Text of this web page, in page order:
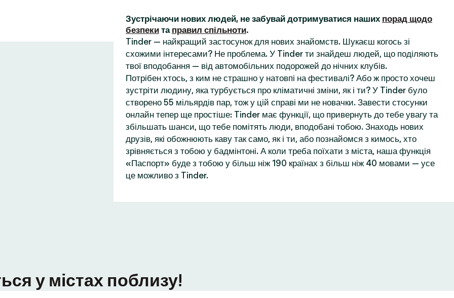
Зустрічаючи нових людей, не забувай дотримуватися наших порад щодо
безпеки та правил спільноти.
Tinder — найкращий застосунок для нових знайомств. Шукаєш когось зі
схожими інтересами? Не проблема. У Tinder ти знайдеш людей, що поділяють
твої вподобання — від автомобільних подорожей до нічних клубів.
Потрібен хтось, з ким не страшно у натовпі на фестивалі? Або ж просто хочеш
зустріти людину, яка турбується про кліматичні зміни, як і ти? У Tinder було
створено 55 мільярдів пар, тож у цій справі ми не новачки. Завести стосунки
онлайн тепер ще простіше: Tinder має функції, що привернуть до тебе увагу та
збільшать шанси, що тебе помітять люди, вподобані тобою. Знаходь нових
друзів, які обожнюють каву так само, як і ти, або познайомся з кимось, хто
зрівняється з тобою у бадмінтоні. А коли треба поїхати з міста, наша функція
«Паспорт» буде з тобою у більш ніж 190 країнах з більш ніж 40 мовами — усе
це можливо з Tinder.
у містах поблизу!